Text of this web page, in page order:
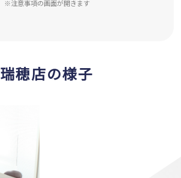
※注意事項の画面が開きます
瑞穂店の様子